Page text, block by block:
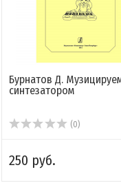
Бурнатов Д.
синтезатором
(0)
250 руб.